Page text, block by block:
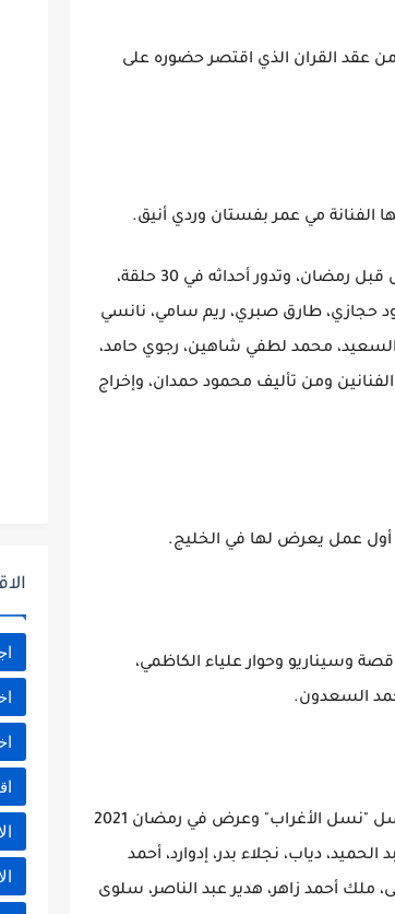
عقد القران الذي اقتصر حضوره على
مي عمر بفستان وردي أنيق.
يُذكر أن ريم سامي شاركت في مسلسل "حدوتة منسية" والذي عرض قبل رمضان، وتدور أحداثه في 30 حلقة،
حجازي، طارق صبري، ريم سامي، نانسي
السعيد، محمد لطفي شاهين، رجوي حامد،
ومن تأليف محمود حمدان، وإخراج
أول عمل يعرض لها في الخليج.
وسيناريو وحوار علياء الكاظمي،
السعدون.
وكان آخر أعمال ريم سامي مع شقيقها المخرج محمد سامي مسلسل "نسل الأغراب" وعرض في رمضان 2021
دياب، نجلاء بدر، إدوارد، أحمد
أحمد زاهر، هدير عبد الناصر، سلوى